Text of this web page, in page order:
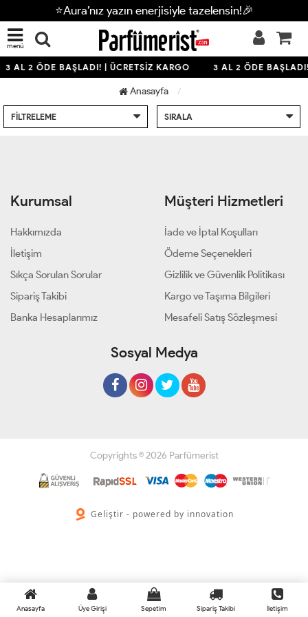
⭐Aura’nız yazın enerjisiyle tazelensin!🎉
menü
3 AL 2 ÖDE BAŞLADI! | ÜCRETSİZ KARGO 3 AL 2 ÖDE
Anasayfa
FILTRELEME SIRALA
Kurumsal
Hakkımızda
İletişim
Sıkça Sorulan Sorular
Sipariş Takibi
Banka Hesaplarımız
Müşteri Hizmetleri
İade ve İptal Koşulları
Ödeme Seçenekleri
Gizlilik ve Güvenlik Politikası
Kargo ve Taşıma Bilgileri
Mesafeli Satış Sözleşmesi
Sosyal Medya
Copyrights © 2026 Parfümerist
Geliştir - powered by innovation
Anasayfa Üye Girişi Sepetim Sipariş Takibi İletişim